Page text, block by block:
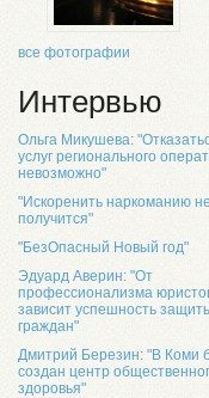
все фотографии
Интервью
Ольга Микушева:
услуг регионального
невозможно"
"Искоренить наркоманию не
получится"
"БезОпасный Новый год"
Эдуард Аверин: "От
профессионализма
зависит успешность
граждан"
Дмитрий Березин: "В Коми
создан центр
здоровья"